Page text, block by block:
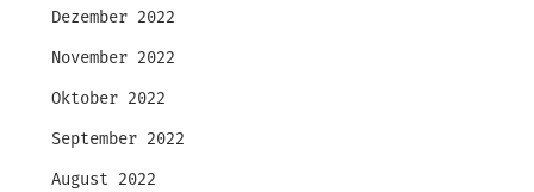
Dezember 2022
November 2022
Oktober 2022
September 2022
August 2022